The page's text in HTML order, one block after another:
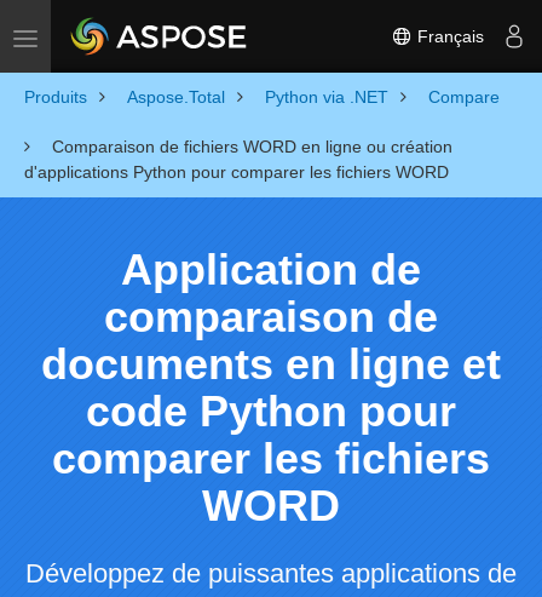
Toggle navigation Français
Produits Aspose.Total Python via .NET Compare
Comparaison de fichiers WORD en ligne ou création
d'applications Python pour comparer les fichiers WORD
Application de
comparaison de
documents en ligne et
code Python pour
comparer les fichiers
WORD
Développez de puissantes applications de